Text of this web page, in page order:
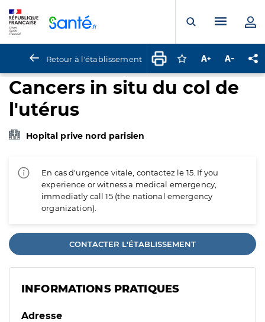
Ouvrir laMenu
Retour à l'établissement Connectez-vous
Augmenter la
Cancers in situ du col de
l'utérus
Hopital prive nord parisien
En cas d'urgence vitale, contactez le 15. If you
experience or witness a medical emergency,
immediatly call 15 (the national emergency
organization).
CONTACTER L'ÉTABLISSEMENT
INFORMATIONS PRATIQUES
Adresse